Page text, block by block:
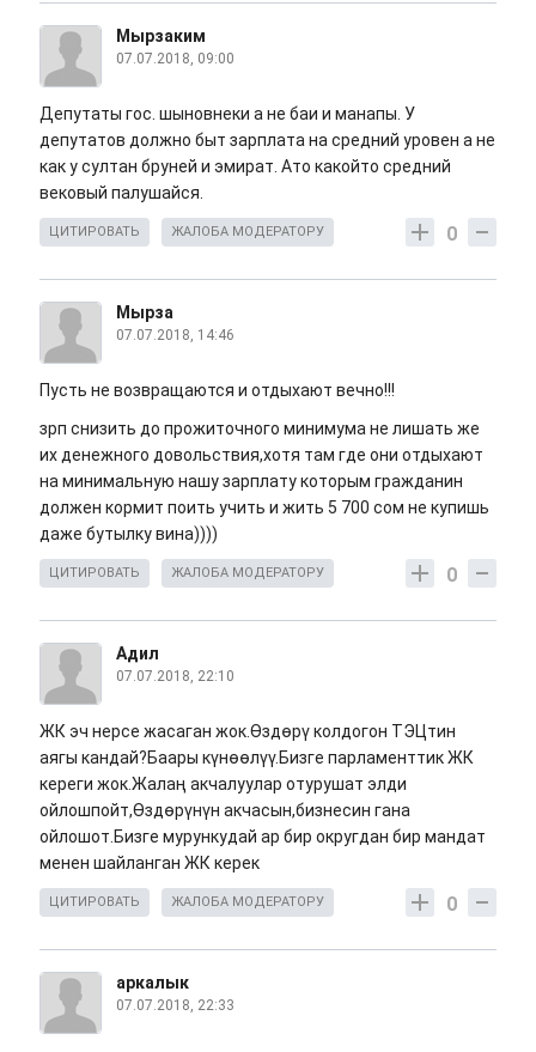
Мырзаким
07.07.2018, 09:00
Депутаты гос. шыновнеки а не баи и манапы. У
депутатов должно быт зарплата на средний уровен а не
как у султан бруней и эмират. Ато какойто средний
вековый палушайся.
0
ЦИТИРОВАТЬ ЖАЛОБА МОДЕРАТОРУ
Мырза
07.07.2018, 14:46
Пусть не возвращаются и отдыхают вечно!!!
зрп снизить до прожиточного минимума не лишать же
их денежного довольствия,хотя там где они отдыхают
на минимальную нашу зарплату которым гражданин
должен кормит поить учить и жить 5 700 сом не купишь
даже бутылку вина))))
0
ЦИТИРОВАТЬ ЖАЛОБА МОДЕРАТОРУ
Адил
07.07.2018, 22:10
ЖК эч нерсе жасаган жок.Өздөрү колдогон ТЭЦтин
аягы кандай?Баары күнөөлүү.Бизге парламенттик ЖК
кереги жок.Жалаң акчалуулар отурушат элди
ойлошпойт,Өздөрүнүн акчасын,бизнесин гана
ойлошот.Бизге мурункудай ар бир округдан бир мандат
менен шайланган ЖК керек
0
ЦИТИРОВАТЬ ЖАЛОБА МОДЕРАТОРУ
аркалык
07.07.2018, 22:33